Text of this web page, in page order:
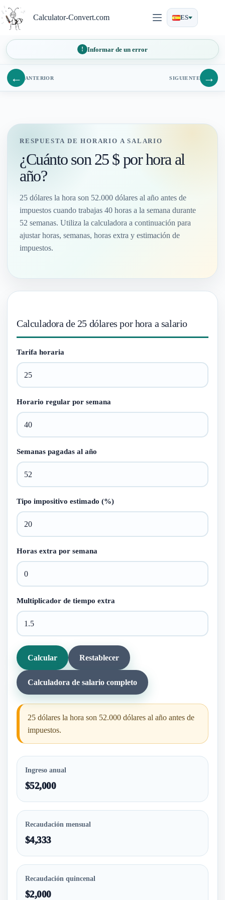
al
contenido
Calculator-Convert.com ES
Informar de un error
← ANTERIOR SIGUIENTE →
RESPUESTA DE HORARIO A SALARIO
¿Cuánto son 25 $ por hora al
año?
25 dólares la hora son 52.000 dólares al año antes de
impuestos cuando trabajas 40 horas a la semana durante
52 semanas. Utiliza la calculadora a continuación para
ajustar horas, semanas, horas extra y estimación de
impuestos.
Calculadora de 25 dólares por hora a salario
Tarifa horaria
Horario regular por semana
Semanas pagadas al año
Tipo impositivo estimado (%)
Horas extra por semana
Multiplicador de tiempo extra
Calcular Restablecer
Calculadora de salario completo
25 dólares la hora son 52.000 dólares al año antes de
impuestos.
Ingreso anual
$52,000
Recaudación mensual
$4,333
Recaudación quincenal
$2,000